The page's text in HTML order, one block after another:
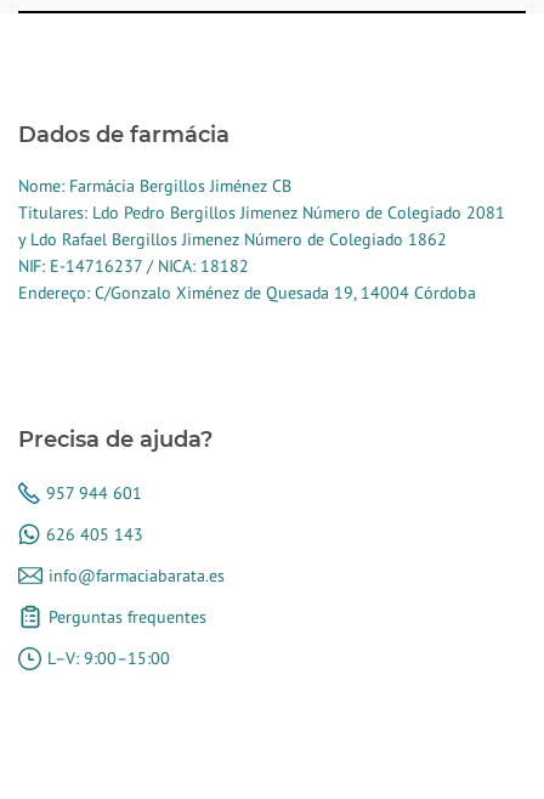
Dados de farmácia
Nome: Farmácia Bergillos Jiménez CB
Titulares: Ldo Pedro Bergillos Jimenez Número de Colegiado 2081
y Ldo Rafael Bergillos Jimenez Número de Colegiado 1862
NIF: E-14716237 / NICA: 18182
Endereço: C/Gonzalo Ximénez de Quesada 19, 14004 Córdoba
Precisa de ajuda?
957 944 601
626 405 143
info@farmaciabarata.es
Perguntas frequentes
L–V: 9:00–15:00